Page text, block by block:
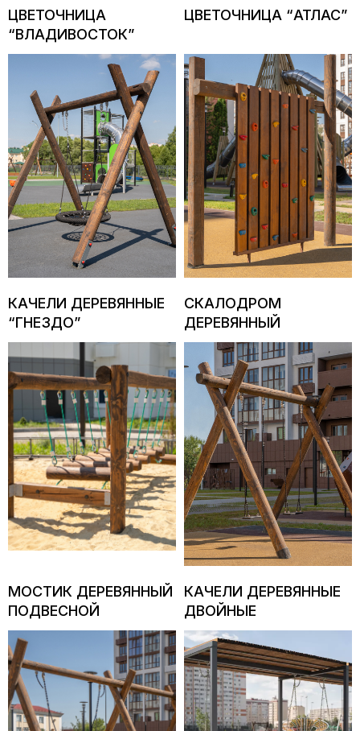
ЦВЕТОЧНИЦА
“ВЛАДИВОСТОК”
ЦВЕТОЧНИЦА “АТЛАС”
КАЧЕЛИ ДЕРЕВЯННЫЕ
“ГНЕЗДО”
СКАЛОДРОМ
ДЕРЕВЯННЫЙ
МОСТИК ДЕРЕВЯННЫЙ
ПОДВЕСНОЙ
КАЧЕЛИ ДЕРЕВЯННЫЕ
ДВОЙНЫЕ
условиямиобработки
персональных данных
Отправить
Навигация
Главная
Все направления
Согласие на обработку
Политика
конфиденциальности
Документы